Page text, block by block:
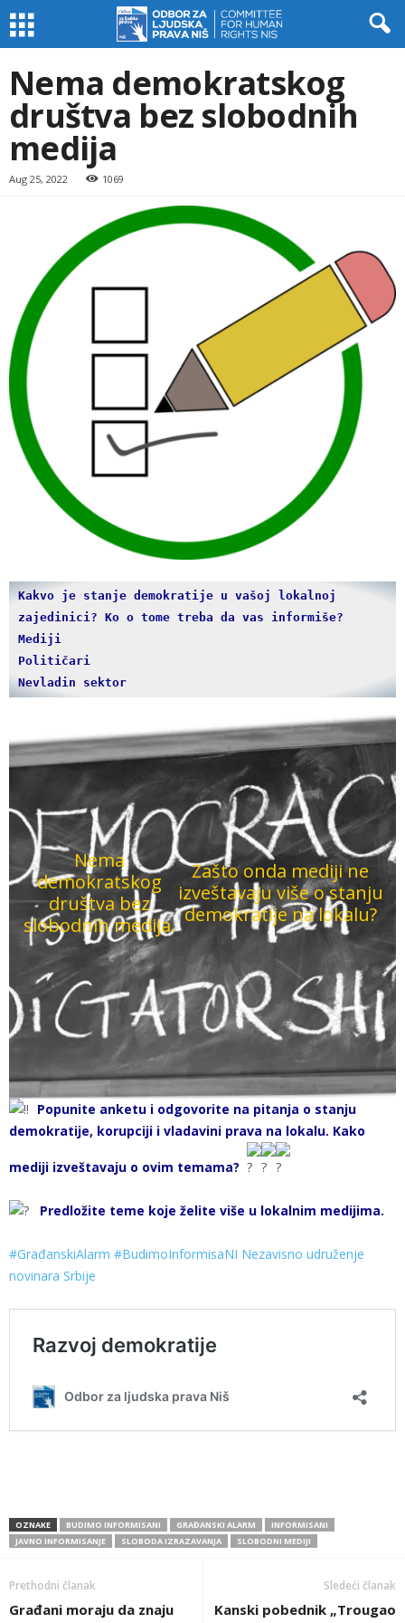
Nema demokratskog
društva bez slobodnih
medija
Aug 25, 2022 1069
Kakvo je stanje demokratije u vašoj lokalnoj
zajedinici? Ko o tome treba da vas informiše?
Mediji
Političari
Nevladin sektor
Nema
demokratskog
društva bez
slobodnih medija.
Zašto onda mediji ne
izveštavaju više o stanju
demokratije na lokalu?
Popunite anketu i odgovorite na pitanja o stanju
demokratije, korupciji i vladavini prava na lokalu. Kako
mediji izveštavaju o ovim temama?
Predložite teme koje želite više u lokalnim medijima.
#GrađanskiAlarm #BudimoInformisaNI Nezavisno udruženje
novinara Srbije
OZNAKE BUDIMO INFORMISANI GRAĐANSKI ALARM
INFORMISANI
JAVNO INFORMISANJE
SLOBODA IZRAZAVANJA SLOBODNI MEDIJI
Prethodni članak
Građani moraju da znaju
Sledeći članak
​​​Kanski pobednik „Trougao